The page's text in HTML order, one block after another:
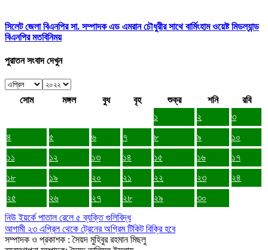
সিলেট জেলা বিএনপির সা. সম্পাদক এড এমরান চৌধুরীর সাথে বার্মিংহাম ওয়েষ্ট মিডল্যান্ড
বিএনপির মতবিনিময়
পুরাতন সংবাদ দেখুন
সোম মঙ্গল বুধ বৃহ শুক্র শনি
রবি
১
২
৩
৪
৫ ৬ ৭ ৮ ৯
১০
১১
১২ ১৩ ১৪ ১৫ ১৬
১৭
১৮
১৯ ২০ ২১ ২২ ২৩
২৪
২৫
২৬ ২৭ ২৮ ২৯
৩০
নিউ ইয়র্কে পাতাল রেলে ৫ ব্যক্তি গুলিবিদ্ধ
আগামী ২৩ এপ্রিল থেকে ট্রেনের অগ্রিম টিকিট বিক্রি হবে
সম্পাদক ও প্রকাশক : সৈয়দ মুহিবুর রহমান মিছলু